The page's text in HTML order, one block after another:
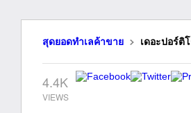
สุดยอดทำเลค้าขาย เดอะปอร์ติ
4.4K